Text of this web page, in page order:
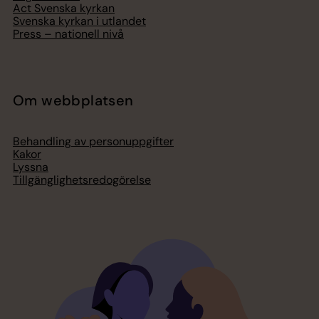
Act Svenska kyrkan
Svenska kyrkan i utlandet
Press – nationell nivå
Om webbplatsen
Behandling av personuppgifter
Kakor
Lyssna
Tillgänglighetsredogörelse